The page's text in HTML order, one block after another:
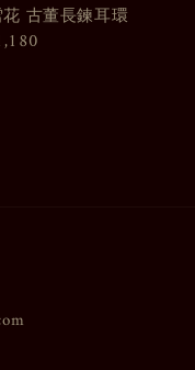
古董長鍊耳環